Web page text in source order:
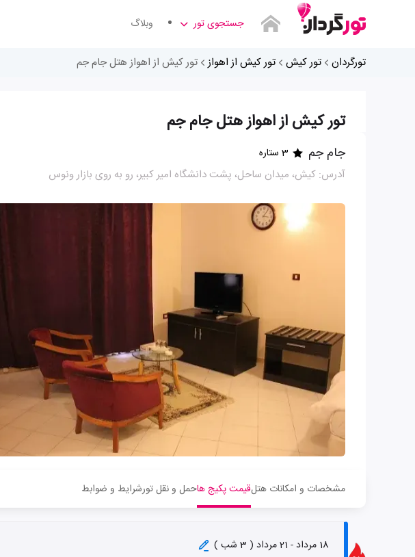
جستجوی تور وبلاگ
تورگردان تور کیش تور کیش از اهواز تور کیش از اهواز هتل جام جم
تور کیش از اهواز هتل جام جم
جام جم 3 ستاره
آدرس: کیش، میدان ساحل، پشت دانشگاه امیر کبیر، رو به روی بازار ونوس
مشخصات و امکانات هتلقیمت پکیج هاحمل و نقل تورشرایط و ضوابط
18 مرداد - 21 مرداد ( 3 شب )